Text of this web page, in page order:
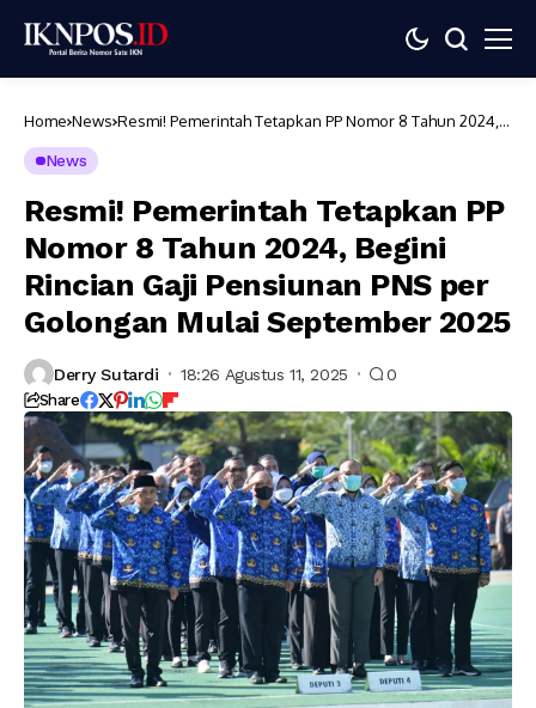
Home News Resmi! Pemerintah Tetapkan PP Nomor 8 Tahun 2024,
News
Resmi! Pemerintah Tetapkan PP
Nomor 8 Tahun 2024, Begini
Rincian Gaji Pensiunan PNS per
Golongan Mulai September 2025
Derry Sutardi 18:26 Agustus 11, 2025 0
Share